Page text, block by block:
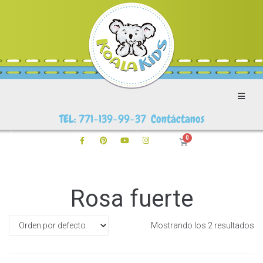
TEL: 771-139-99-37 Contáctanos
Rosa fuerte
Mostrando los 2 resultados